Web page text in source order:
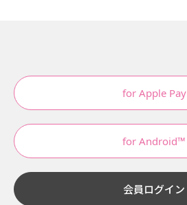
for Apple Pay
for Android™
会員ログイン